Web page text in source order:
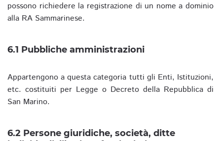
possono richiedere la registrazione di un nome a dominio
alla RA Sammarinese.
6.1 Pubbliche amministrazioni
Appartengono a questa categoria tutti gli Enti, Istituzioni,
etc. costituiti per Legge o Decreto della Repubblica di
San Marino.
6.2 Persone giuridiche, società, ditte